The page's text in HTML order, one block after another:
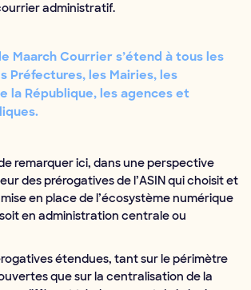
administratif.
Maarch Courrier s’étend à tous les
Préfectures, les Mairies, les
la République, les agences et
remarquer ici, dans une perspective
des prérogatives de l’ASIN qui choisit et
en place de l’écosystème numérique
en administration centrale ou
étendues, tant sur le périmètre
que sur la centralisation de la